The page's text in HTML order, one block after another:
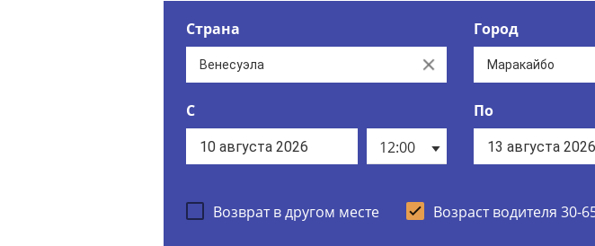
Страна
Clear
Город
С
12:00
По
Возврат в другом месте Возраст водителя 30-